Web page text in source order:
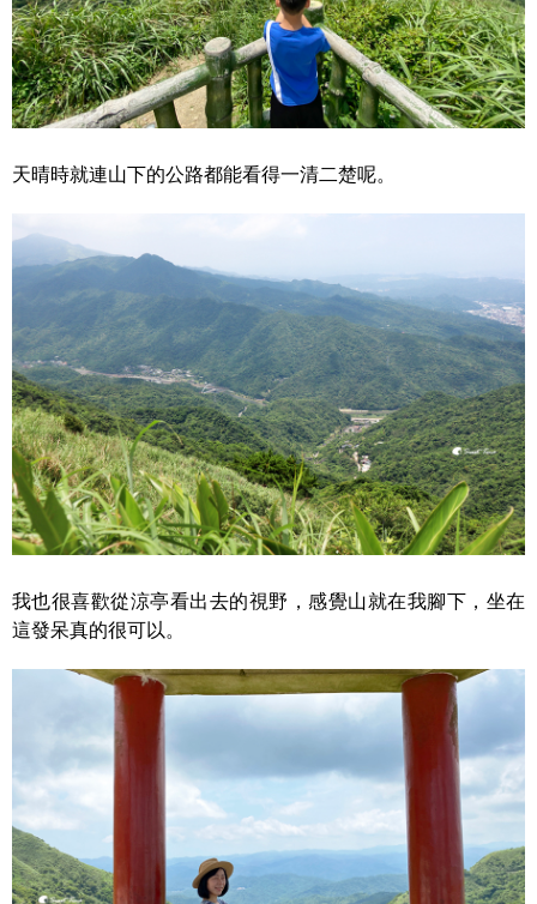
天晴時就連山下的公路都能看得一清二楚呢。
我也很喜歡從涼亭看出去的視野，感覺山就在我腳下，坐在
這發呆真的很可以。